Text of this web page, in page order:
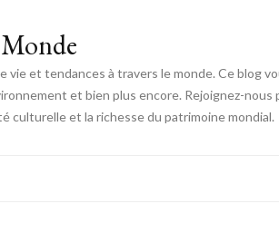
et tendances à travers le monde. Ce blog
et bien plus encore. Rejoignez-nous
culturelle et la richesse du patrimoine mondial.